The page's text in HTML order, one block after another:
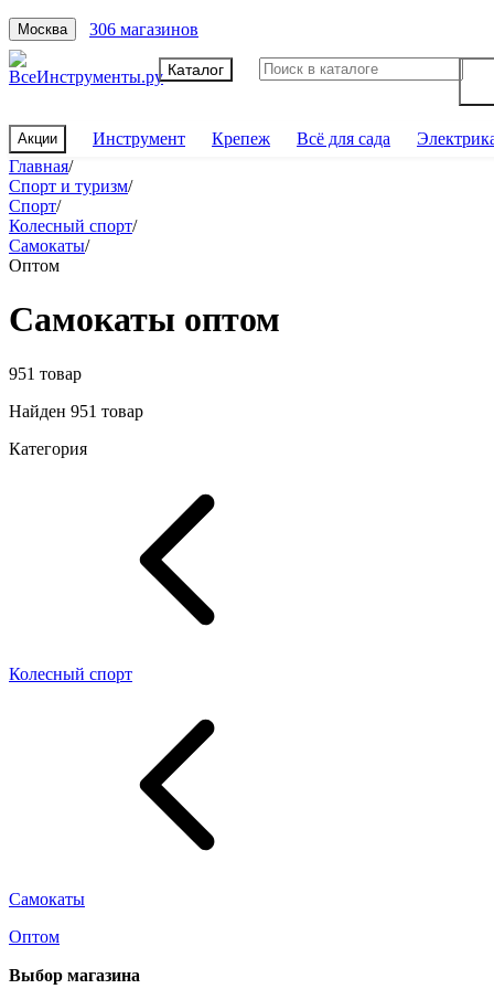
Москва 306 магазинов
Каталог
Акции Инструмент Крепеж Всё для сада
Главная/
Спорт и туризм/
Спорт/
Колесный спорт/
Самокаты/
Оптом
Самокаты оптом
951 товар
Найден 951 товар
Категория
Колесный спорт
Самокаты
Оптом
Выбор магазина